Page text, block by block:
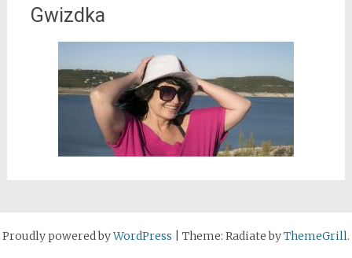
Gwizdka
Proudly powered byWordPress Theme: Radiate byThemeGrill.